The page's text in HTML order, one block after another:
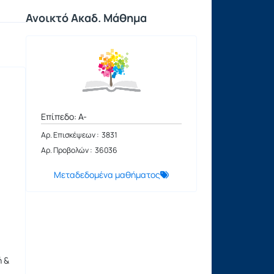
&
Ανοικτό Ακαδ. Μάθημα
Επίπεδο: A-
Αρ. Επισκέψεων : 3831
Αρ. Προβολών : 36036
Μεταδεδομένα μαθήματος